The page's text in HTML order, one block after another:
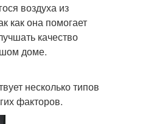
воздуха из
как она помогает
качество
доме.
несколько типов
факторов.